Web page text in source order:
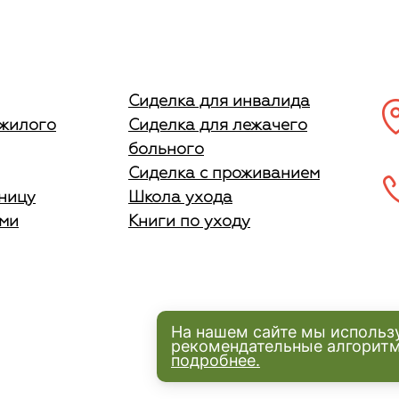
Сиделка для инвалида
Сиделка для лежачего
больного
Сиделка с проживанием
Школа ухода
Книги по уходу
На нашем сайте мы
рекомендательные
подробнее.